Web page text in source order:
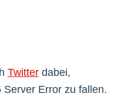
Twitterdabei,
Error zu fallen.